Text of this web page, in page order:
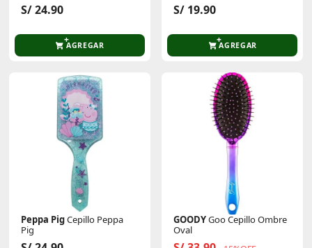
S/ 24.90
AGREGAR
S/ 19.90
AGREGAR
Peppa PigCepillo Peppa
Pig
GOODYGoo Cepillo Ombre
Oval